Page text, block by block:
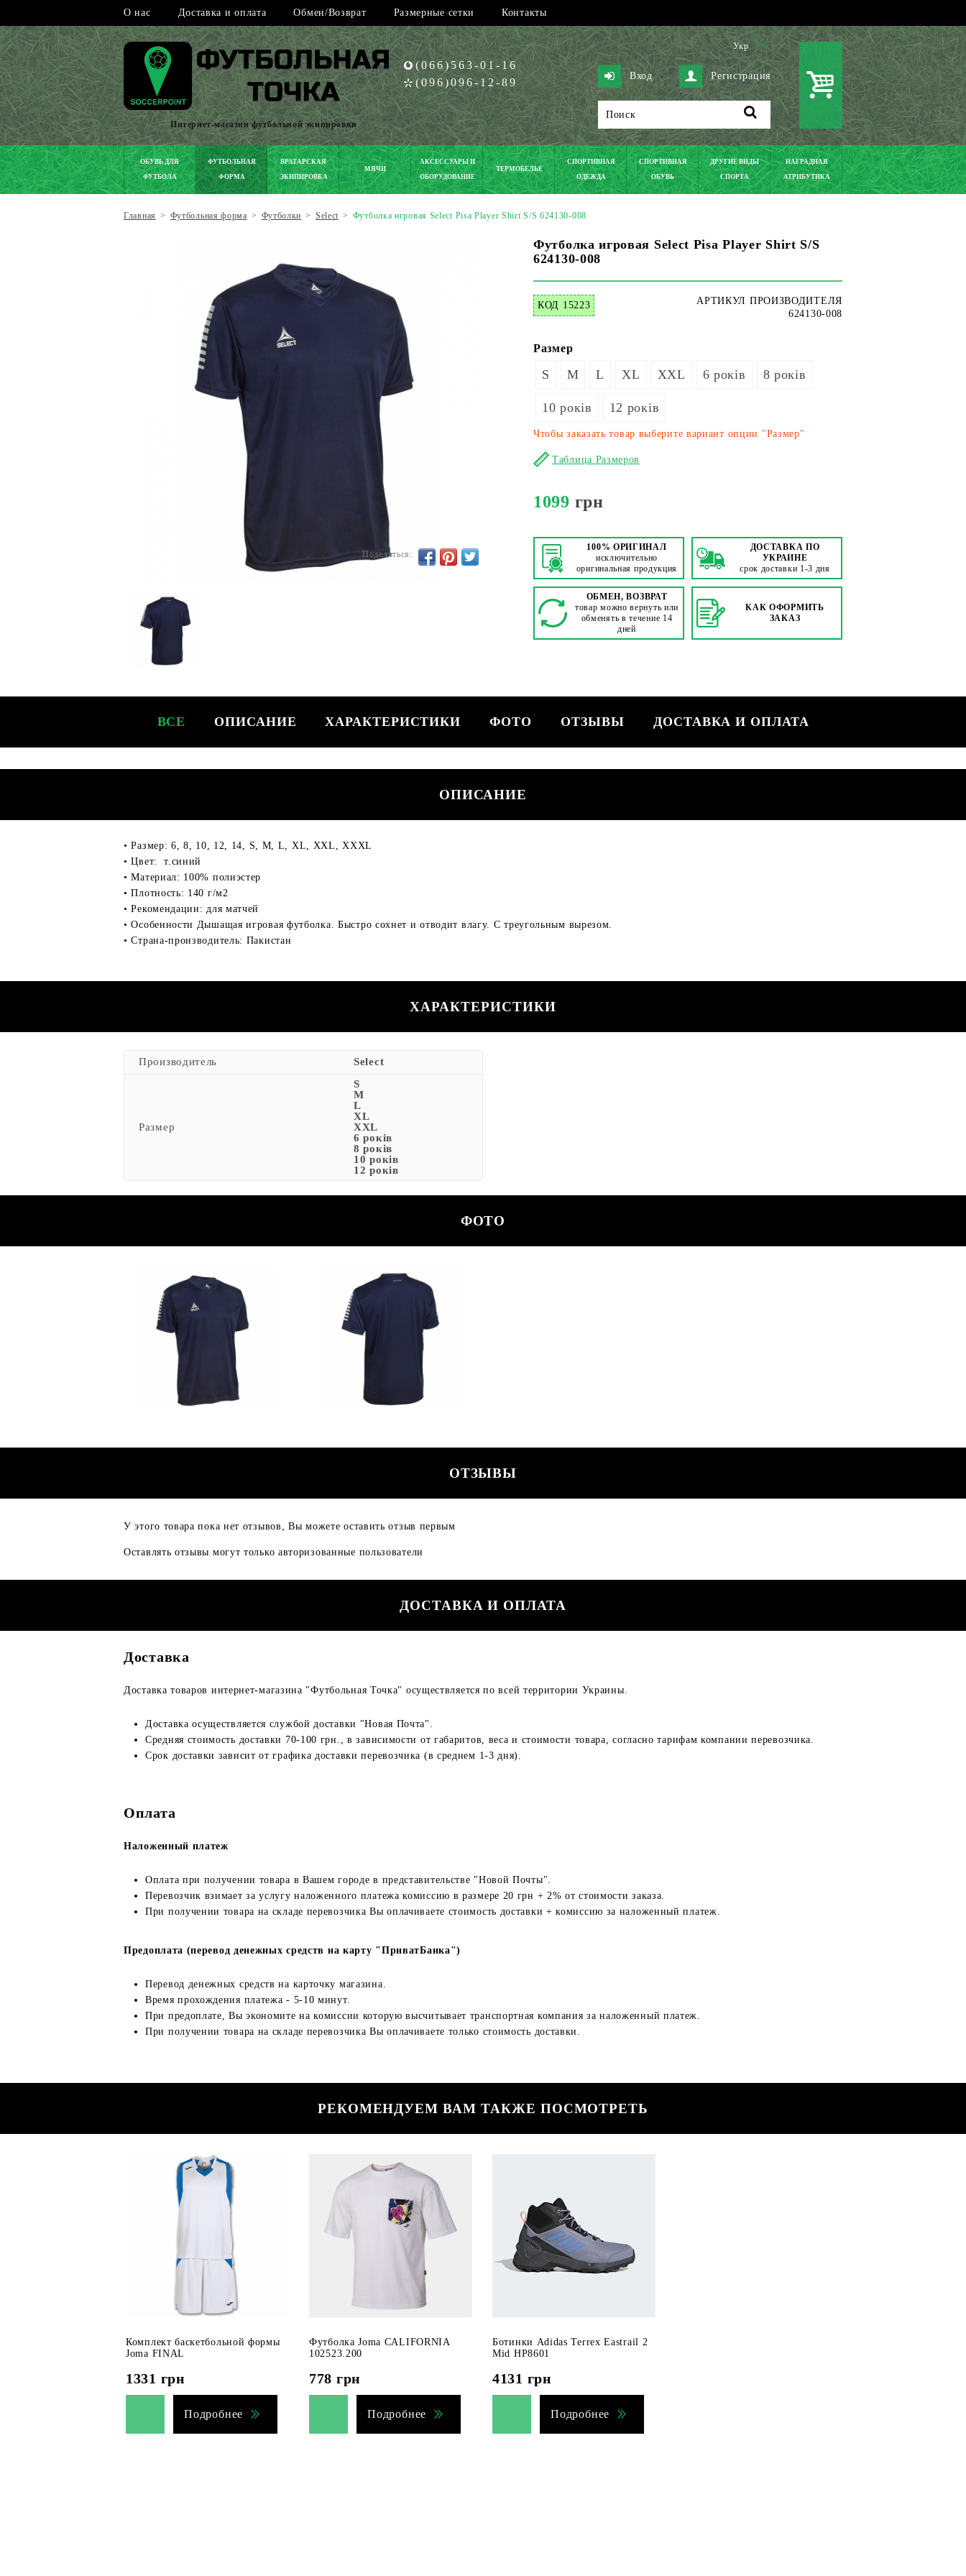
О нас Доставка и оплата Обмен/Возврат Размерные сетки Контакты
Интернет-магазин футбольной экипировки
(066)563-01-16
(096)096-12-89
Укр Рус
Вход Регистрация
ОБУВЬ ДЛЯ
ФУТБОЛА
ФУТБОЛЬНАЯ
ФОРМА
ВРАТАРСКАЯ
ЭКИПИРОВКА
МЯЧИ
АКСЕССУАРЫ И
ОБОРУДОВАНИЕ
ТЕРМОБЕЛЬЕ
СПОРТИВНАЯ
ОДЕЖДА
СПОРТИВНАЯ
ОБУВЬ
ДРУГИЕ ВИДЫ
СПОРТА
НАГРАДНАЯ
АТРИБУТИКА
Главная > Футбольная форма > Футболки > Select > Футболка игровая Select Pisa Player Shirt S/S 624130-008
Футболка игровая Select Pisa Player Shirt S/S
624130-008
КОД 15223
АРТИКУЛ ПРОИЗВОДИТЕЛЯ
624130-008
Поделиться:
Размер
S M L XL XXL 6 років 8 років
10 років 12 років
Чтобы заказать товар выберите вариант опции "Размер"
Таблица Размеров
1099 грн
100% ОРИГИНАЛ
исключительно
оригинальная продукция
ДОСТАВКА ПО
УКРАИНЕ
срок доставки 1-3 дня
ОБМЕН, ВОЗВРАТ
товар можно вернуть или
обменять в течение 14
дней
КАК ОФОРМИТЬ
ЗАКАЗ
ВСЕ ОПИСАНИЕ ХАРАКТЕРИСТИКИ ФОТО ОТЗЫВЫ ДОСТАВКА И ОПЛАТА
ОПИСАНИЕ
• Размер: 6, 8, 10, 12, 14, S, M, L, XL, XXL, XXXL
• Цвет: т.синий
• Материал: 100% полиэстер
• Плотность: 140 г/м2
• Рекомендации: для матчей
• Особенности Дышащая игровая футболка. Быстро сохнет и отводит влагу. С треугольным вырезом.
• Страна-производитель: Пакистан
ХАРАКТЕРИСТИКИ
Производитель Select
Размер
S
M
L
XL
XXL
6 років
8 років
10 років
12 років
ФОТО
ОТЗЫВЫ
У этого товара пока нет отзывов, Вы можете оставить отзыв первым
Оставлять отзывы могут только авторизованные пользователи
ДОСТАВКА И ОПЛАТА
Доставка
Доставка товаров интернет-магазина "Футбольная Точка" осуществляется по всей территории Украины.
Доставка осуществляется службой доставки "Новая Почта".
Средняя стоимость доставки 70-100 грн., в зависимости от габаритов, веса и стоимости товара, согласно тарифам компании перевозчика.
Срок доставки зависит от графика доставки перевозчика (в среднем 1-3 дня).
Оплата
Наложенный платеж
Оплата при получении товара в Вашем городе в представительстве "Новой Почты".
Перевозчик взимает за услугу наложенного платежа комиссию в размере 20 грн + 2% от стоимости заказа.
При получении товара на складе перевозчика Вы оплачиваете стоимость доставки + комиссию за наложенный платеж.
Предоплата (перевод денежных средств на карту "ПриватБанка")
Перевод денежных средств на карточку магазина.
Время прохождения платежа - 5-10 минут.
При предоплате, Вы экономите на комиссии которую высчитывает транспортная компания за наложенный платеж.
При получении товара на складе перевозчика Вы оплачиваете только стоимость доставки.
РЕКОМЕНДУЕМ ВАМ ТАКЖЕ ПОСМОТРЕТЬ
Комплект баскетбольной формы
Joma FINAL
1331 грн
Подробнее
Футболка Joma CALIFORNIA
102523.200
778 грн
Подробнее
Ботинки Adidas Terrex Eastrail 2
Mid HP8601
4131 грн
Подробнее